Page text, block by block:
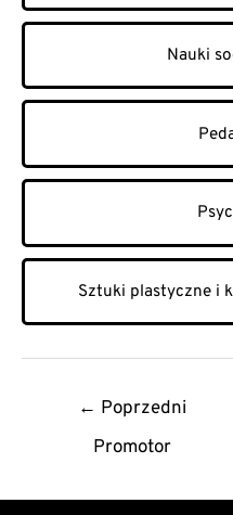
Nauki
Sztuki plastyczne i
← Poprzedni
Promotor